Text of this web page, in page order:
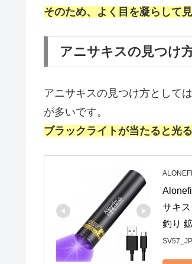
そのため、よく目を凝らして
アニサキスの見つけ
アニサキスの見つけ方として
が多いです。
ブラックライトが当たると光
サキ
釣り
SV57_JP